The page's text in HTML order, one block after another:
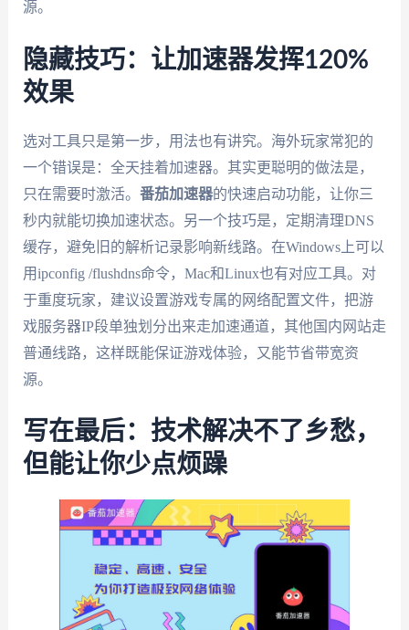
源。
隐藏技巧：让加速器发挥120%
效果
选对工具只是第一步，用法也有讲究。海外玩家常犯的
一个错误是：全天挂着加速器。其实更聪明的做法是，
只在需要时激活。 番茄加速器的快速启动功能，让你三
秒内就能切换加速状态。另一个技巧是，定期清理DNS
缓存，避免旧的解析记录影响新线路。在Windows上可以
用ipconfig /flushdns命令，Mac和Linux也有对应工具。对
于重度玩家，建议设置游戏专属的网络配置文件，把游
戏服务器IP段单独划分出来走加速通道，其他国内网站走
普通线路，这样既能保证游戏体验，又能节省带宽资
源。
写在最后：技术解决不了乡愁，
但能让你少点烦躁